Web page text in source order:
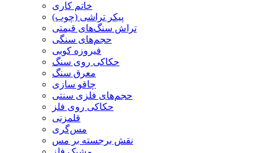
خاتم کاری
پیکر تراشی (چوب)
تراش سنگ‌های قیمتی
حجم‌های سنگی
فیروزه کوبی
حکاکی روی سنگ
معرق سنگ
چاقو سازی
حجم‌های فلزی سنتی
حکاکی روی فلز
قلمزنی
مس‌گری
نقش برجسته بر مس